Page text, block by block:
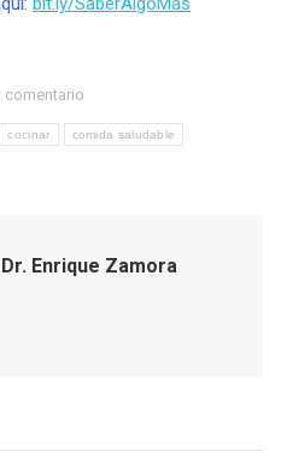
comentario
cocinar comida saludable
Dr. Enrique Zamora